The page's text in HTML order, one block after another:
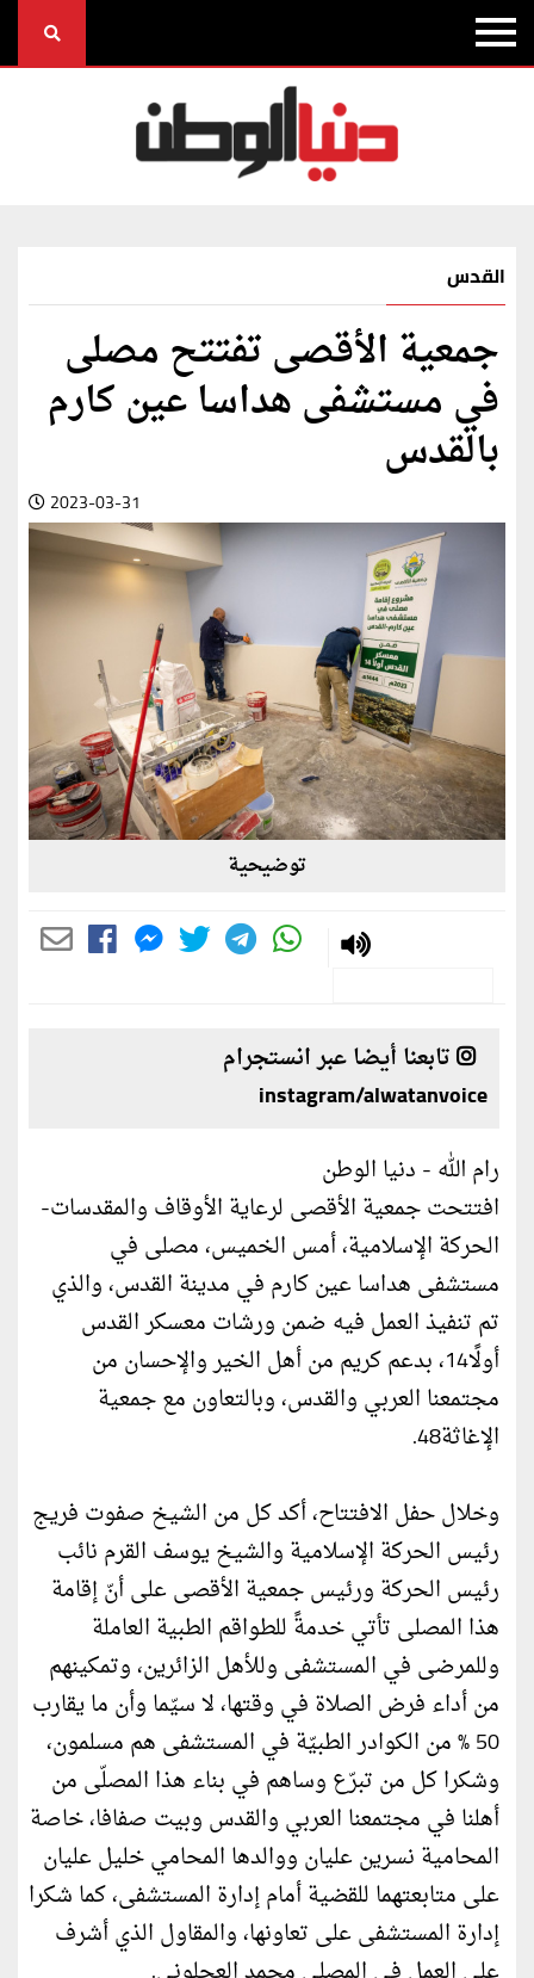
القدس
جمعية الأقصى تفتتح مصلى
في مستشفى هداسا عين كارم
بالقدس
2023-03-31
توضيحية
تابعنا أيضا عبر انستجرام
instagram/alwatanvoice
رام الله - دنيا الوطن
افتتحت جمعية الأقصى لرعاية الأوقاف والمقدسات-
الحركة الإسلامية، أمس الخميس، مصلى في
مستشفى هداسا عين كارم في مدينة القدس، والذي
تم تنفيذ العمل فيه ضمن ورشات معسكر القدس
أولًا14، بدعم كريم من أهل الخير والإحسان من
مجتمعنا العربي والقدس، وبالتعاون مع جمعية
الإغاثة48.
وخلال حفل الافتتاح، أكد كل من الشيخ صفوت فريج
رئيس الحركة الإسلامية والشيخ يوسف القرم نائب
رئيس الحركة ورئيس جمعية الأقصى على أنّ إقامة
هذا المصلى تأتي خدمةً للطواقم الطبية العاملة
وللمرضى في المستشفى وللأهل الزائرين، وتمكينهم
من أداء فرض الصلاة في وقتها، لا سيّما وأن ما يقارب
50 % من الكوادر الطبيّة في المستشفى هم مسلمون،
وشكرا كل من تبرّع وساهم في بناء هذا المصلّى من
أهلنا في مجتمعنا العربي والقدس وبيت صفافا، خاصة
المحامية نسرين عليان ووالدها المحامي خليل عليان
على متابعتهما للقضية أمام إدارة المستشفى، كما شكرا
إدارة المستشفى على تعاونها، والمقاول الذي أشرف